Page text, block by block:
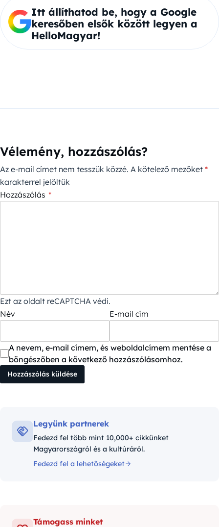
Itt állíthatod be, hogy a Google
keresőben elsők között legyen a
HelloMagyar!
Vélemény, hozzászólás?
Az e-mail címet nem tesszük közzé. A kötelező mezőket *
karakterrel jelöltük
Hozzászólás *
Ezt az oldalt reCAPTCHA védi.
Név
E-mail cím
A nevem, e-mail címem, és weboldalcímem mentése a
böngészőben a következő hozzászólásomhoz.
Legyünk partnerek
Fedezd fel több mint 10,000+ cikkünket
Magyarországról és a kultúráról.
Fedezd fel a lehetőségeket
Támogass minket